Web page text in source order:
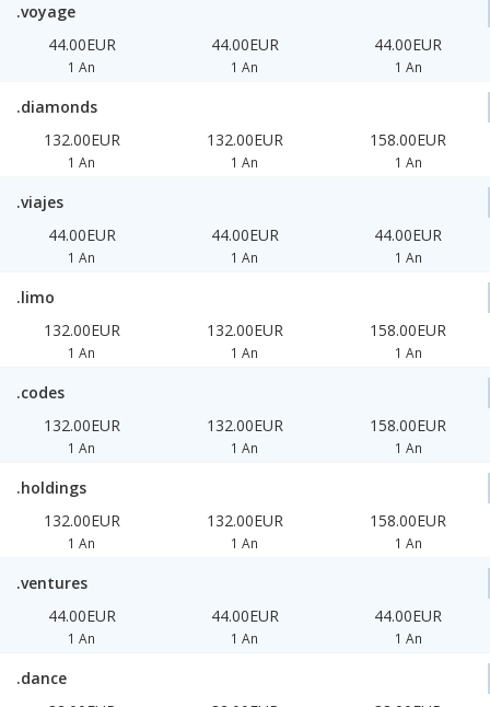
.voyage
44.00EUR
1 An
44.00EUR
1 An
44.00EUR
1 An
.diamonds
132.00EUR
1 An
132.00EUR
1 An
158.00EUR
1 An
.viajes
44.00EUR
1 An
44.00EUR
1 An
44.00EUR
1 An
.limo
132.00EUR
1 An
132.00EUR
1 An
158.00EUR
1 An
.codes
132.00EUR
1 An
132.00EUR
1 An
158.00EUR
1 An
.holdings
132.00EUR
1 An
132.00EUR
1 An
158.00EUR
1 An
.ventures
44.00EUR
1 An
44.00EUR
1 An
44.00EUR
1 An
.dance